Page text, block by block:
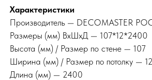
Характеристики
Производитель — DECOMASTER
Размеры (мм) ВхШхД — 107*12*2400
Высота (мм) / Размер по стене — 107
Ширина (мм) / Размер по потолку — 12
Длина (мм) — 2400